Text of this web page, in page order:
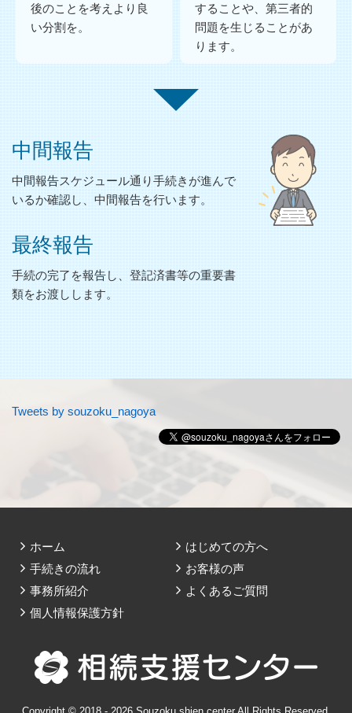
後のことを考えより良
い分割を。
することや、第三者的
問題を生じることがあ
ります。
中間報告
中間報告スケジュール通り手続きが進んで
いるか確認し、中間報告を行います。
最終報告
手続の完了を報告し、登記済書等の重要書
類をお渡しします。
Tweets by souzoku_nagoya
ホーム
はじめての方へ
手続きの流れ
お客様の声
事務所紹介
よくあるご質問
個人情報保護方針